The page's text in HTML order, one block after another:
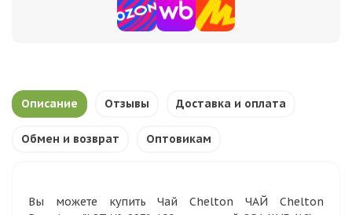
Описание Отзывы Доставка и оплата
Обмен и возврат Оптовикам
Вы можете купить Чай Chelton ЧАЙ Chelton